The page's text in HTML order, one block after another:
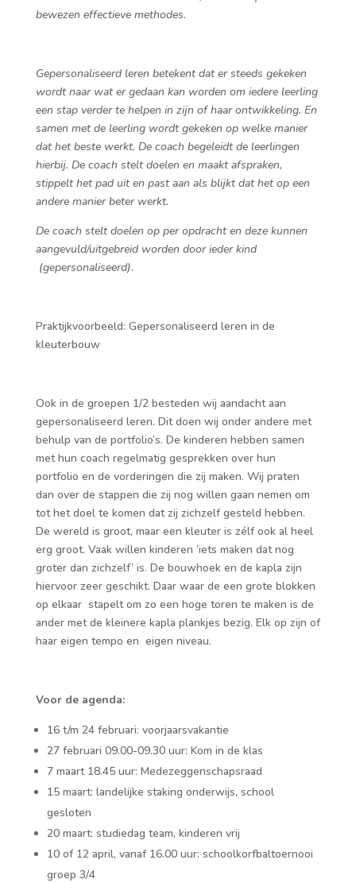
bewezen effectieve methodes.
Gepersonaliseerd leren betekent dat er steeds gekeken
wordt naar wat er gedaan kan worden om iedere leerling
een stap verder te helpen in zijn of haar ontwikkeling. En
samen met de leerling wordt gekeken op welke manier
dat het beste werkt. De coach begeleidt de leerlingen
hierbij. De coach stelt doelen en maakt afspraken,
stippelt het pad uit en past aan als blijkt dat het op een
andere manier beter werkt.
De coach stelt doelen op per opdracht en deze kunnen
aangevuld/uitgebreid worden door ieder kind
(gepersonaliseerd).
Praktijkvoorbeeld: Gepersonaliseerd leren in de
kleuterbouw
Ook in de groepen 1/2 besteden wij aandacht aan
gepersonaliseerd leren. Dit doen wij onder andere met
behulp van de portfolio’s. De kinderen hebben samen
met hun coach regelmatig gesprekken over hun
portfolio en de vorderingen die zij maken. Wij praten
dan over de stappen die zij nog willen gaan nemen om
tot het doel te komen dat zij zichzelf gesteld hebben.
De wereld is groot, maar een kleuter is zélf ook al heel
erg groot. Vaak willen kinderen ‘iets maken dat nog
groter dan zichzelf’ is. De bouwhoek en de kapla zijn
hiervoor zeer geschikt. Daar waar de een grote blokken
op elkaar stapelt om zo een hoge toren te maken is de
ander met de kleinere kapla plankjes bezig. Elk op zijn of
haar eigen tempo en eigen niveau.
Voor de agenda:
16 t/m 24 februari: voorjaarsvakantie
27 februari 09.00-09.30 uur: Kom in de klas
7 maart 18.45 uur: Medezeggenschapsraad
15 maart: landelijke staking onderwijs, school
gesloten
20 maart: studiedag team, kinderen vrij
10 of 12 april, vanaf 16.00 uur: schoolkorfbaltoernooi
groep 3/4